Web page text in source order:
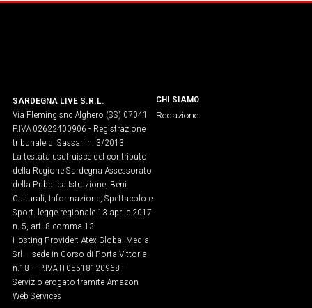
SARDEGNA LIVE S.R.L.
Via Fleming snc Alghero (SS) 07041
P.IVA 02622400906 - Registrazione
tribunale di Sassari n. 3/2013
La testata usufruisce del contributo
della Regione Sardegna Assessorato
della Pubblica Istruzione, Beni
Culturali, Informazione, Spettacolo e
Sport. legge regionale 13 aprile 2017
n. 5, art. 8 comma 13
Hosting Provider: Atex Global Media
Srl – sede in Corso di Porta Vittoria
n.18 – P.IVA IT05518120968​–
Servizio erogato tramite Amazon
Web Services
CHI SIAMO
Redazione